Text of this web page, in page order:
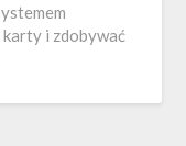
i zdobywać